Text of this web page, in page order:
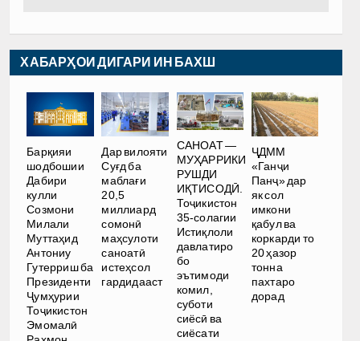
ХАБАРҲОИ ДИГАРИ ИН БАХШ
Барқияи
шодбошии
Дабири
кулли
Созмони
Милали
Муттаҳид
Антониу
Гутерриш ба
Президенти
Ҷумҳурии
Тоҷикистон
Эмомалӣ
Дар вилояти
Суғд ба
маблағи
20,5
миллиард
сомонӣ
маҳсулоти
саноатӣ
истеҳсол
гардидааст
САНОАТ —
МУҲАРРИКИ
РУШДИ
ИҚТИСОДӢ.
Тоҷикистон
35-солагии
Истиқлоли
давлатиро
бо
эътимоди
комил,
суботи
сиёсӣ ва
сиёсати
ҶДММ
«Ганҷи
Панҷ» дар
як сол
имкони
қабул ва
коркарди то
20 ҳазор
тонна
пахтаро
дорад